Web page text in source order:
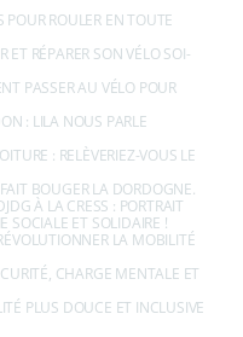
ROULER EN TOUTE
ET RÉPARER SON VÉLO SOI-
PASSER AU VÉLO POUR
: LILA NOUS PARLE
: RELÈVERIEZ-VOUS LE
BOUGER LA DORDOGNE.
À LA CRESS : PORTRAIT
SOCIALE ET SOLIDAIRE !
LA MOBILITÉ
CHARGE MENTALE ET
PLUS DOUCE ET INCLUSIVE